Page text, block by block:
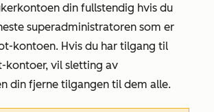
din fullstendig hvis du
superadministratoren som er
kontoen. Hvis du har tilgang til
kontoer, vil sletting av
din fjerne tilgangen til dem alle.